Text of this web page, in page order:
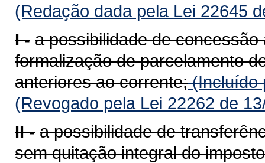
(Redação dada pela Lei 22645
I - a possibilidade de
formalização de parcelamento
anteriores ao corrente;(Incluído
(Revogado pela Lei 22262 de
II - a possibilidade de
sem quitação integral do